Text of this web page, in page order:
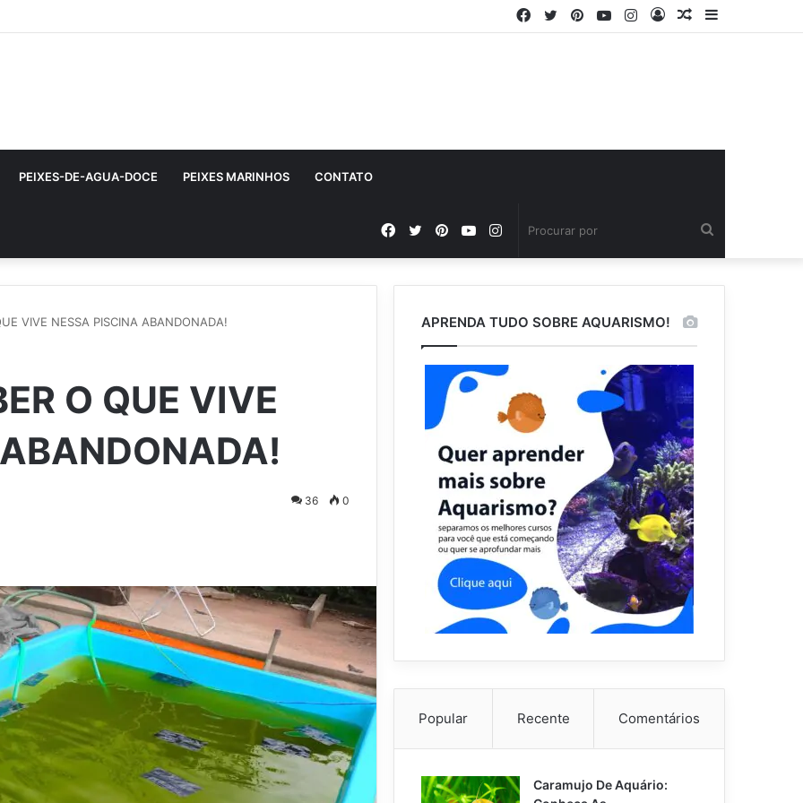
Barra
Artigo
Entrar
Instagram
YouTube
Pinterest
Twitter
Facebook
PEIXES-DE-AGUA-DOCE PEIXES MARINHOS CONTATO
por
Instagram
YouTube
Pinterest
Twitter
Facebook
VIVE NESSA PISCINA ABANDONADA!
O QUE VIVE
36 0
APRENDA TUDO SOBRE AQUARISMO!
Popular Recente Comentários
Caramujo De Aquário: